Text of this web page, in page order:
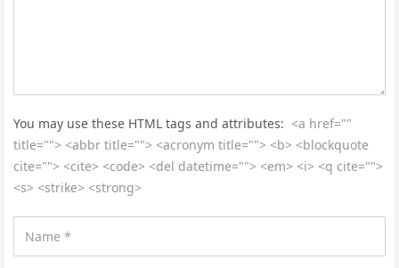
You may use these HTML tags and attributes: <a href=""
title=""> <abbr title=""> <acronym title=""> <b> <blockquote
cite=""> <cite> <code> <del datetime=""> <em> <i> <q cite="">
<s> <strike> <strong>